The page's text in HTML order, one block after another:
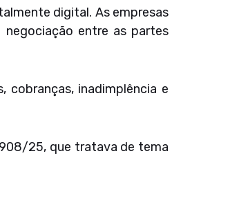
digital. As empresas
entre as partes
inadimplência e
25, que tratava de tema